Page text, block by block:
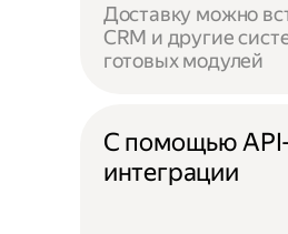
Доставку можно
CRM и другие
готовых модулей
С помощью API-
интеграции